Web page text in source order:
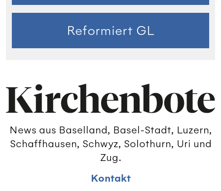
Reformiert GL
News aus Baselland, Basel-Stadt, Luzern,
Schaffhausen, Schwyz, Solothurn, Uri und
Zug.
Kontakt